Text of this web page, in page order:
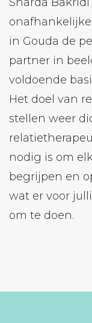
in Gouda de
partner in
voldoende
Het doel van
stellen weer
nodig is om
begrijpen en
wat er voor
om te doen.